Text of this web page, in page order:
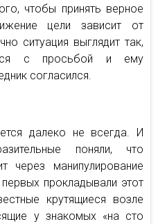
чтобы принять верное
цели зависит от
ситуация выглядит так,
с просьбой и ему
согласился.
далеко не всегда. И
поняли, что
через манипулирование
прокладывали этот
крутящиеся возле
у знакомых «на сто